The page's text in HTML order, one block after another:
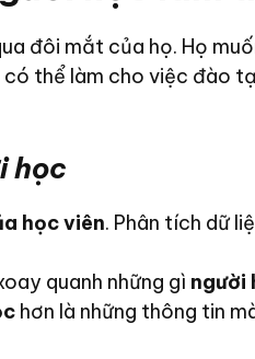
đôi mắt của họ. Họ
thể làm cho việc đào
học
học viên. Phân tích dữ
quanh những gì người
hơn là những thông tin